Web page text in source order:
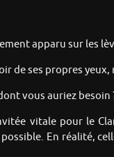
apparu sur les
de ses propres
vous auriez besoin
vitale pour le
En réalité,